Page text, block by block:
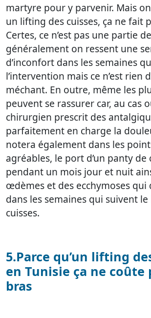
martyre pour y parvenir. Mais
un lifting des cuisses, ça ne fait
Certes, ce n’est pas une partie
généralement on ressent une
d’inconfort dans les semaines
l’intervention mais ce n’est rien
méchant. En outre, même les
peuvent se rassurer car, au cas
chirurgien prescrit des
parfaitement en charge la
notera également dans les
agréables, le port d’un panty
pendant un mois jour et nuit
œdèmes et des ecchymoses qui
dans les semaines qui suivent
cuisses.
5.Parce qu’un lifting
en Tunisie ça ne coûte
bras